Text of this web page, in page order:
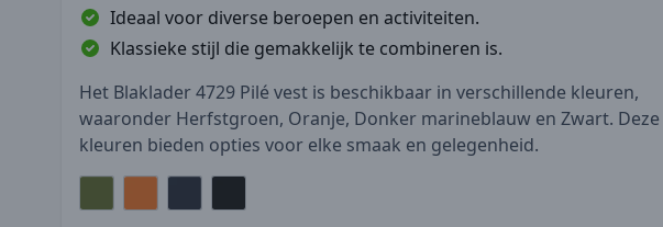
Ideaal voor diverse beroepen en activiteiten.
Klassieke stijl die gemakkelijk te combineren is.
Het Blaklader 4729 Pilé vest is beschikbaar in verschillende kleuren,
waaronder Herfstgroen, Oranje, Donker marineblauw en Zwart. Deze
kleuren bieden opties voor elke smaak en gelegenheid.